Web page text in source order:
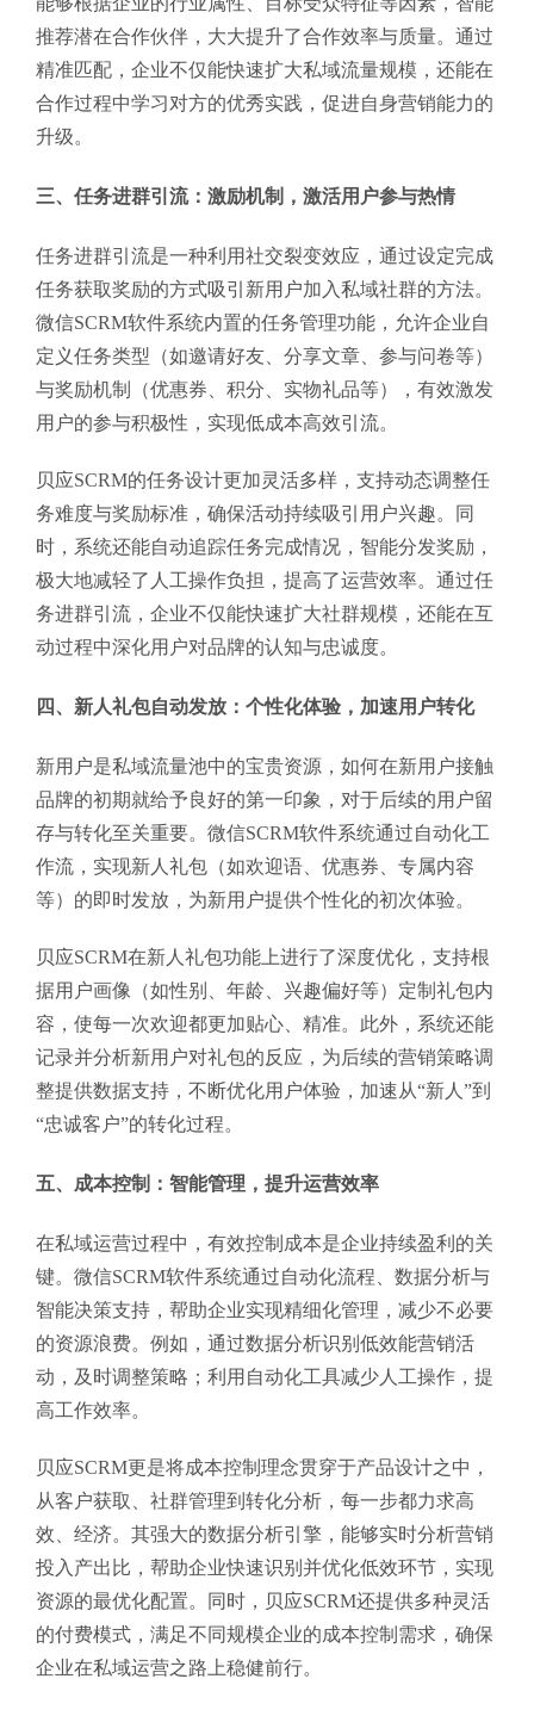
推荐潜在合作伙伴，大大提升了合作效率与质量。通过
精准匹配，企业不仅能快速扩大私域流量规模，还能在
合作过程中学习对方的优秀实践，促进自身营销能力的
升级。
三、任务进群引流：激励机制，激活用户参与热情
任务进群引流是一种利用社交裂变效应，通过设定完成
任务获取奖励的方式吸引新用户加入私域社群的方法。
微信SCRM软件系统内置的任务管理功能，允许企业自
定义任务类型（如邀请好友、分享文章、参与问卷等）
与奖励机制（优惠券、积分、实物礼品等），有效激发
用户的参与积极性，实现低成本高效引流。
贝应SCRM的任务设计更加灵活多样，支持动态调整任
务难度与奖励标准，确保活动持续吸引用户兴趣。同
时，系统还能自动追踪任务完成情况，智能分发奖励，
极大地减轻了人工操作负担，提高了运营效率。通过任
务进群引流，企业不仅能快速扩大社群规模，还能在互
动过程中深化用户对品牌的认知与忠诚度。
四、新人礼包自动发放：个性化体验，加速用户转化
新用户是私域流量池中的宝贵资源，如何在新用户接触
品牌的初期就给予良好的第一印象，对于后续的用户留
存与转化至关重要。微信SCRM软件系统通过自动化工
作流，实现新人礼包（如欢迎语、优惠券、专属内容
等）的即时发放，为新用户提供个性化的初次体验。
贝应SCRM在新人礼包功能上进行了深度优化，支持根
据用户画像（如性别、年龄、兴趣偏好等）定制礼包内
容，使每一次欢迎都更加贴心、精准。此外，系统还能
记录并分析新用户对礼包的反应，为后续的营销策略调
整提供数据支持，不断优化用户体验，加速从“新人”到
“忠诚客户”的转化过程。
五、成本控制：智能管理，提升运营效率
在私域运营过程中，有效控制成本是企业持续盈利的关
键。微信SCRM软件系统通过自动化流程、数据分析与
智能决策支持，帮助企业实现精细化管理，减少不必要
的资源浪费。例如，通过数据分析识别低效能营销活
动，及时调整策略；利用自动化工具减少人工操作，提
高工作效率。
贝应SCRM更是将成本控制理念贯穿于产品设计之中，
从客户获取、社群管理到转化分析，每一步都力求高
效、经济。其强大的数据分析引擎，能够实时分析营销
投入产出比，帮助企业快速识别并优化低效环节，实现
资源的最优化配置。同时，贝应SCRM还提供多种灵活
的付费模式，满足不同规模企业的成本控制需求，确保
企业在私域运营之路上稳健前行。